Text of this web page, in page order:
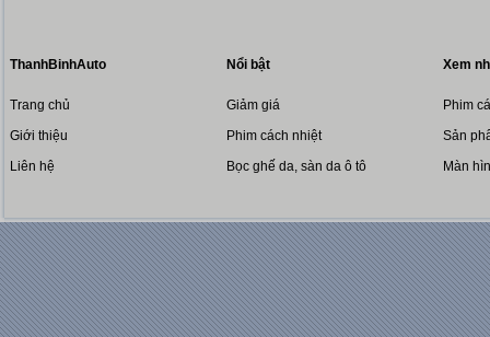
ThanhBinhAuto
Trang chủ
Giới thiệu
Liên hệ
Nổi bật
Giảm giá
Phim cách nhiệt
Bọc ghế da, sàn da ô tô
Xem
Phim
Sản
Màn